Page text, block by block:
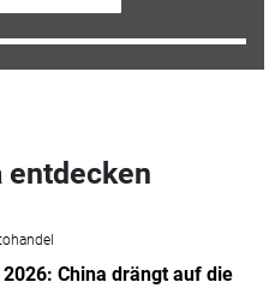
entdecken
China drängt auf die